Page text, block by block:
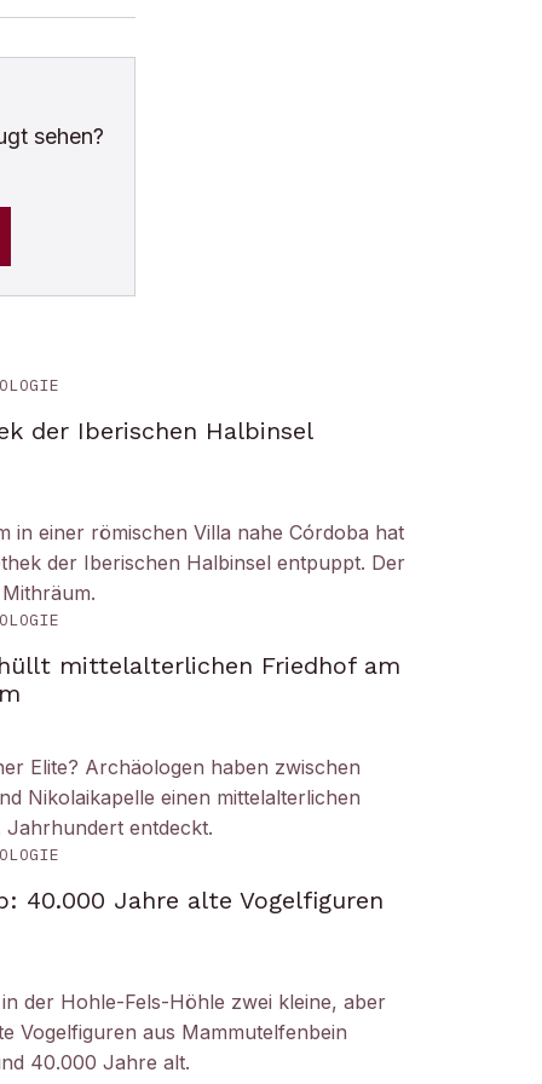
sehen?
der Iberischen Halbinsel
in einer römischen Villa nahe Córdoba hat
der Iberischen Halbinsel entpuppt. Der
mittelalterlichen Friedhof am
Elite? Archäologen haben zwischen
Nikolaikapelle einen mittelalterlichen
Jahrhundert entdeckt.
40.000 Jahre alte Vogelfiguren
der Hohle-Fels-Höhle zwei kleine, aber
Vogelfiguren aus Mammutelfenbein
40.000 Jahre alt.